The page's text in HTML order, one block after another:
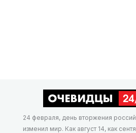
24 февраля, день вторжения
изменил мир. Как август 14, как